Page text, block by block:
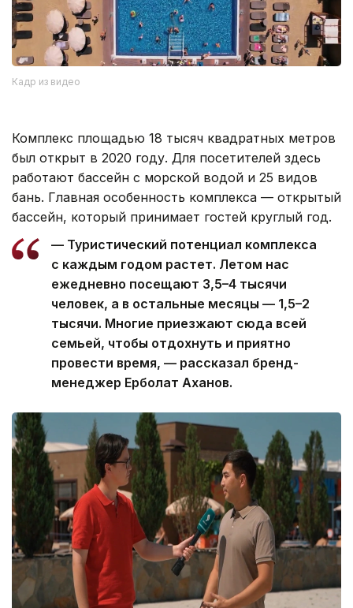
Кадр из видео
Комплекс площадью 18 тысяч квадратных метров
был открыт в 2020 году. Для посетителей здесь
работают бассейн с морской водой и 25 видов
бань. Главная особенность комплекса — открытый
бассейн, который принимает гостей круглый год.
— Туристический потенциал комплекса
с каждым годом растет. Летом нас
ежедневно посещают 3,5–4 тысячи
человек, а в остальные месяцы — 1,5–2
тысячи. Многие приезжают сюда всей
семьей, чтобы отдохнуть и приятно
провести время, — рассказал бренд-
менеджер Ерболат Аханов.